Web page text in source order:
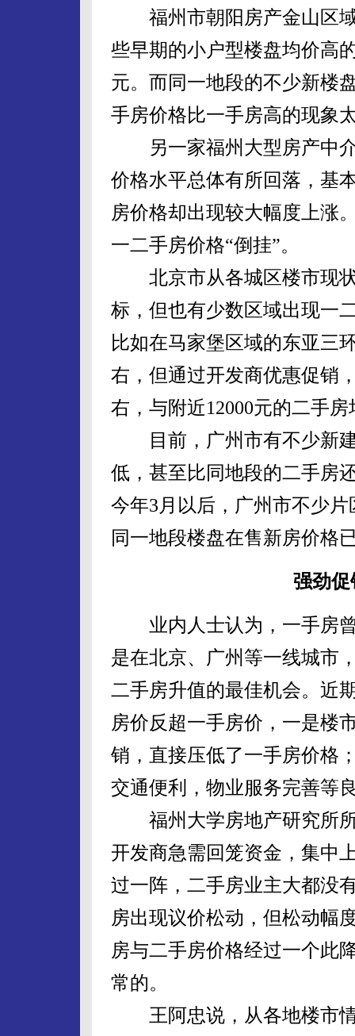
福州市朝阳房产金山区域
些早期的小户型楼盘均价高
元。而同一地段的不少新楼
手房价格比一手房高的现象
另一家福州大型房产中介
价格水平总体有所回落，基
房价格却出现较大幅度上涨
一二手房价格“倒挂”。
北京市从各城区楼市现状
标，但也有少数区域出现一
比如在马家堡区域的东亚三
右，但通过开发商优惠促销
右，与附近12000元的二手
目前，广州市有不少新建
低，甚至比同地段的二手房
今年3月以后，广州市不少
同一地段楼盘在售新房价格
强劲促
业内人士认为，一手房曾
是在北京、广州等一线城市
二手房升值的最佳机会。近
房价反超一手房价，一是楼
销，直接压低了一手房价格
交通便利，物业服务完善等
福州大学房地产研究所所
开发商急需回笼资金，集中
过一阵，二手房业主大都没
房出现议价松动，但松动幅
房与二手房价格经过一个此
常的。
王阿忠说，从各地楼市情